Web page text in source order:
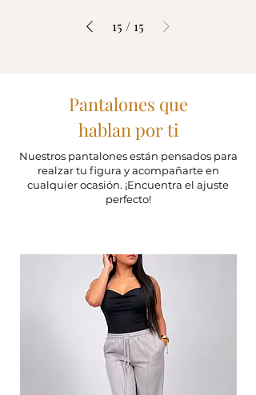
15 / 15
Pantalones que
hablan por ti
Nuestros pantalones están pensados para
realzar tu figura y acompañarte en
cualquier ocasión. ¡Encuentra el ajuste
perfecto!